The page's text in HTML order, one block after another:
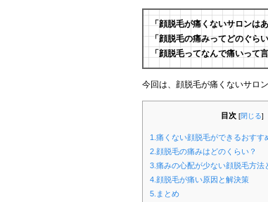
「顔脱毛が痛くないサロンは
「顔脱毛の痛みってどのぐら
「顔脱毛ってなんで痛いって
今回は、顔脱毛が痛くないサロ
目次 [閉じる]
1.痛くない顔脱毛ができるおすす
2.顔脱毛の痛みはどのくらい？
3.痛みの心配が少ない顔脱毛方法
4.顔脱毛が痛い原因と解決策
5.まとめ